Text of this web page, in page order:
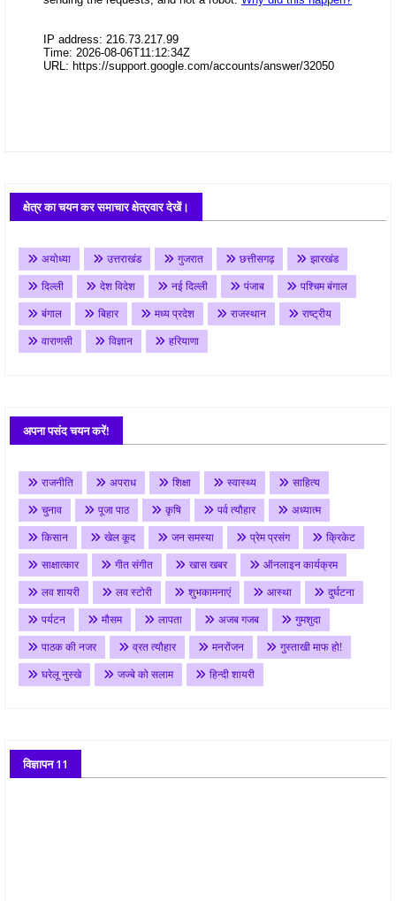
क्षेत्र का चयन कर समाचार क्षेत्रवार देखें।
अयोध्या उत्तराखंड गुजरात छत्तीसगढ़
झारखंड
दिल्ली
देश विदेश नई दिल्ली पंजाब
पश्चिम बंगाल
बंगाल
बिहार मध्य प्रदेश राजस्थान
राष्ट्रीय
वाराणसी
विज्ञान हरियाणा
अपना पसंद चयन करें!
राजनीति अपराध शिक्षा स्वास्थ्य
साहित्य
चुनाव
पूजा पाठ कृषि पर्व त्यौहार
अध्यात्म
किसान
खेल कूद जन समस्या प्रेम प्रसंग
क्रिकेट
साक्षात्कार
गीत संगीत खास खबर
ऑनलाइन कार्यक्रम
लव शायरी
लव स्टोरी शुभकामनाएं आस्था
दुर्घटना
पर्यटन
मौसम लापता अजब गजब
गुमशुदा
पाठक की नजर
व्रत त्यौहार मनरोंजन
गुस्ताखी माफ हो!
घरेलू नुस्खे
जज्बे को सलाम हिन्दी शायरी
विज्ञापन 11